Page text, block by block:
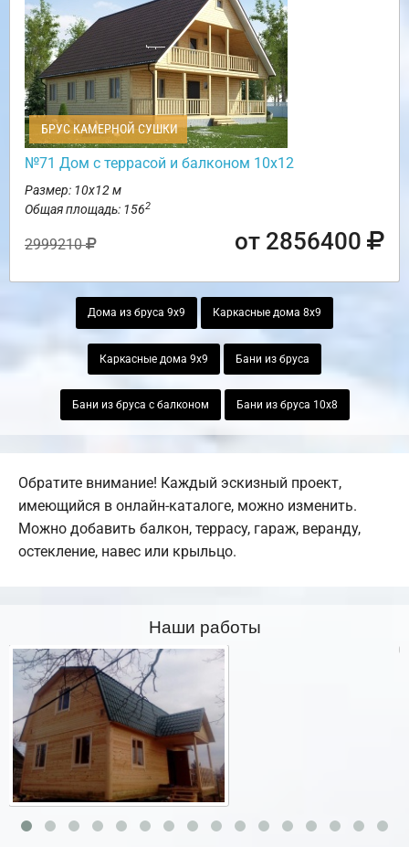
БРУС КАМЕРНОЙ СУШКИ
№71 Дом с террасой и балконом 10х12
Размер: 10х12 м
Общая площадь: 1562
2999210 от 2856400
Дома из бруса 9х9 Каркасные дома 8х9
Каркасные дома 9х9 Бани из бруса
Бани из бруса с балконом Бани из бруса 10х8
Обратите внимание! Каждый эскизный проект,
имеющийся в онлайн-каталоге, можно изменить.
Можно добавить балкон, террасу, гараж, веранду,
остекление, навес или крыльцо.
Наши работы